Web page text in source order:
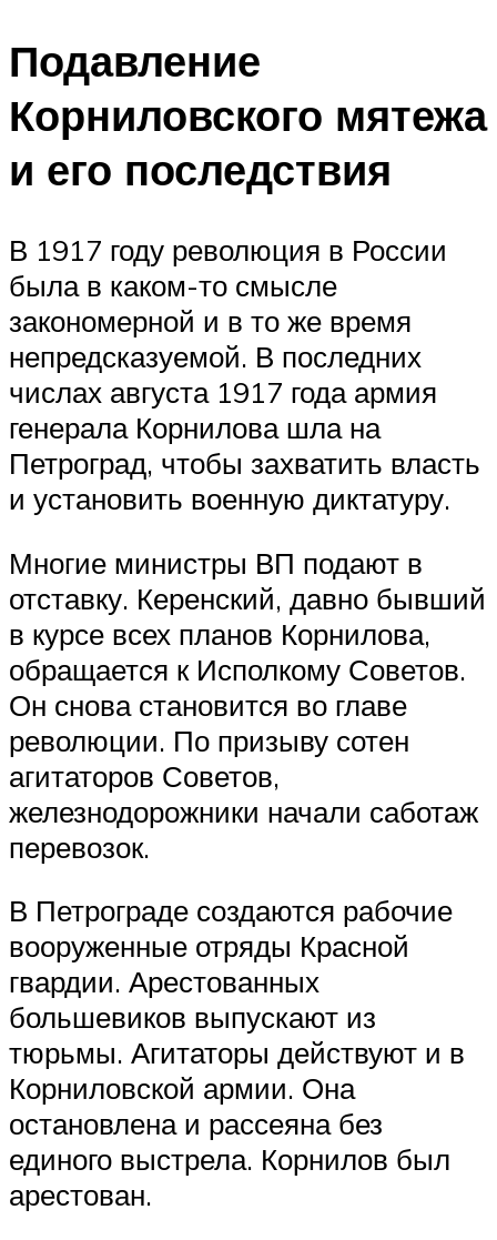
Подавление
Корниловского мятежа
и его последствия
В 1917 году революция в России
была в каком-то смысле
закономерной и в то же время
непредсказуемой. В последних
числах августа 1917 года армия
генерала Корнилова шла на
Петроград, чтобы захватить власть
и установить военную диктатуру.
Многие министры ВП подают в
отставку. Керенский, давно бывший
в курсе всех планов Корнилова,
обращается к Исполкому Советов.
Он снова становится во главе
революции. По призыву сотен
агитаторов Советов,
железнодорожники начали саботаж
перевозок.
В Петрограде создаются рабочие
вооруженные отряды Красной
гвардии. Арестованных
большевиков выпускают из
тюрьмы. Агитаторы действуют и в
Корниловской армии. Она
остановлена и рассеяна без
единого выстрела. Корнилов был
арестован.